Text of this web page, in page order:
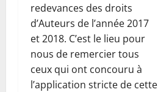
redevances des droits
d’Auteurs de l’année 2017
et 2018. C’est le lieu pour
nous de remercier tous
ceux qui ont concouru à
l’application stricte de cette